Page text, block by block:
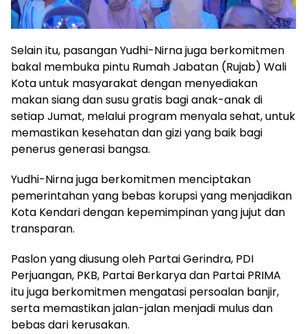
Selain itu, pasangan Yudhi-Nirna juga berkomitmen
bakal membuka pintu Rumah Jabatan (Rujab) Wali
Kota untuk masyarakat dengan menyediakan
makan siang dan susu gratis bagi anak-anak di
setiap Jumat, melalui program menyala sehat, untuk
memastikan kesehatan dan gizi yang baik bagi
penerus generasi bangsa.
Yudhi-Nirna juga berkomitmen menciptakan
pemerintahan yang bebas korupsi yang menjadikan
Kota Kendari dengan kepemimpinan yang jujut dan
transparan.
Paslon yang diusung oleh Partai Gerindra, PDI
Perjuangan, PKB, Partai Berkarya dan Partai PRIMA
itu juga berkomitmen mengatasi persoalan banjir,
serta memastikan jalan-jalan menjadi mulus dan
bebas dari kerusakan.